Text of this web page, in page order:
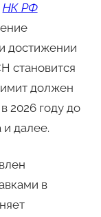
НК РФ
достижении
становится
должен
2026 году до
и далее.
в